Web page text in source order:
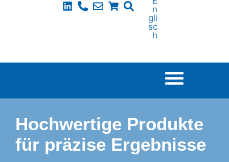
Hochwertige Produkte
für präzise Ergebnisse